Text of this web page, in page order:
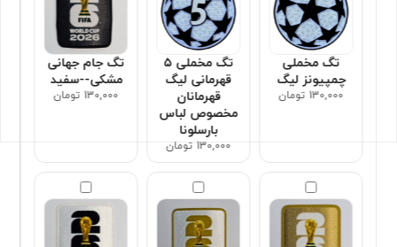
تگ مخملی
چمپیونز لیگ
130,000 تومان
تگ مخملی ۵
قهرمانی لیگ
قهرمانان
مخصوص لباس
بارسلونا
130,000 تومان
تگ جام جهانی
مشکی--سفید
130,000 تومان